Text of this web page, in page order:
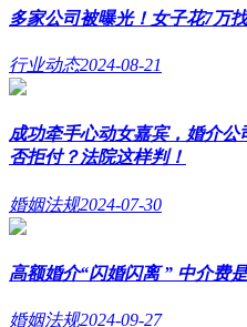
多家公司被曝光！女子花7万
行业动态2024-08-21
成功牵手心动女嘉宾，婚介公
否拒付？法院这样判！
婚姻法规2024-07-30
高额婚介“闪婚闪离 ” 中介费
婚姻法规2024-09-27